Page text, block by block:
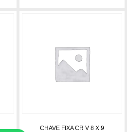
CHAVE FIXA CR V 8 X 9